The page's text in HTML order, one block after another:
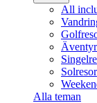
All
Solresor
Alla teman